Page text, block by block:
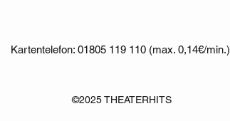
Kartentelefon: 01805 119 110 (max. 0,14€/min.)
©2025 THEATERHITS